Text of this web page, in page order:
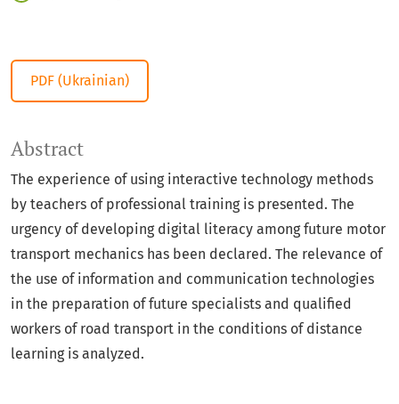
PDF (Ukrainian)
Abstract
The experience of using interactive technology methods
by teachers of professional training is presented. The
urgency of developing digital literacy among future motor
transport mechanics has been declared. The relevance of
the use of information and communication technologies
in the preparation of future specialists and qualified
workers of road transport in the conditions of distance
learning is analyzed.